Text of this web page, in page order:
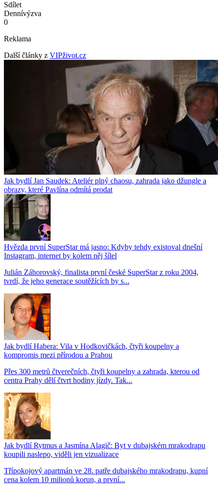
Sdílet
Dennívýzva
0
Reklama
Další články z VIPživot.cz
Jak bydlí Jan Saudek: Ateliér plný chaosu, zahrada jako džungle a
obrazy, které Pavlína odmítá prodat
Hvězda první SuperStar má jasno: Kdyby tehdy existoval dnešní
Instagram, internet by kolem něj šílel
Julián Záhorovský, finalista první české SuperStar z roku 2004,
tvrdí, že jeho generace soutěžících by s...
Jak bydlí Habera: Vila v Hodkovičkách, čtyři koupelny a
kompromis mezi přírodou a Prahou
Přes 300 metrů čtverečních, čtyři koupelny a zahrada, kterou od
centra Prahy dělí čtvrt hodiny jízdy. Tak...
Jak bydlí Rytmus a Jasmína Alagič: Byt v dubajském mrakodrapu
koupili naslepo, viděli jen vizualizace
Třípokojový apartmán ve 28. patře dubajského mrakodrapu, kupní
cena kolem 10 milionů korun, a první...